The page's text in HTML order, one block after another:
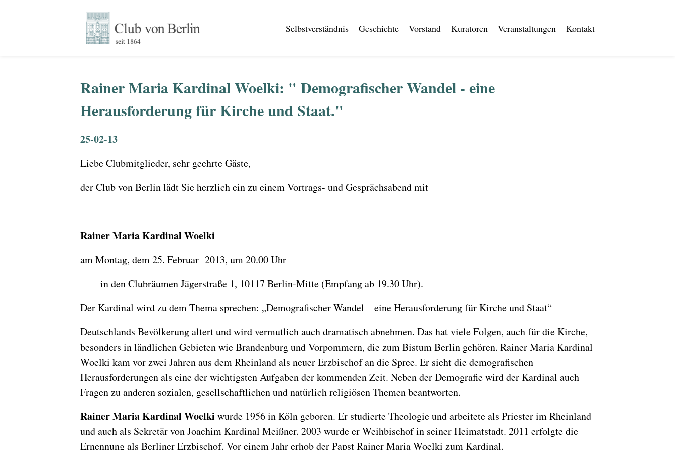
Selbstverständnis Geschichte Vorstand Kuratoren Veranstaltungen Kontakt
Rainer Maria Kardinal Woelki: " Demografischer Wandel - eine
Herausforderung für Kirche und Staat."
25-02-13
Liebe Clubmitglieder, sehr geehrte Gäste,
der Club von Berlin lädt Sie herzlich ein zu einem Vortrags- und Gesprächsabend mit
Rainer Maria Kardinal Woelki
am Montag, dem 25. Februar 2013, um 20.00 Uhr
in den Clubräumen Jägerstraße 1, 10117 Berlin-Mitte (Empfang ab 19.30 Uhr).
Der Kardinal wird zu dem Thema sprechen: „Demografischer Wandel – eine Herausforderung für Kirche und Staat“
Deutschlands Bevölkerung altert und wird vermutlich auch dramatisch abnehmen. Das hat viele Folgen, auch für die Kirche,
besonders in ländlichen Gebieten wie Brandenburg und Vorpommern, die zum Bistum Berlin gehören. Rainer Maria Kardinal
Woelki kam vor zwei Jahren aus dem Rheinland als neuer Erzbischof an die Spree. Er sieht die demografischen
Herausforderungen als eine der wichtigsten Aufgaben der kommenden Zeit. Neben der Demografie wird der Kardinal auch
Fragen zu anderen sozialen, gesellschaftlichen und natürlich religiösen Themen beantworten.
Rainer Maria Kardinal Woelki wurde 1956 in Köln geboren. Er studierte Theologie und arbeitete als Priester im Rheinland
und auch als Sekretär von Joachim Kardinal Meißner. 2003 wurde er Weihbischof in seiner Heimatstadt. 2011 erfolgte die
Ernennung als Berliner Erzbischof. Vor einem Jahr erhob der Papst Rainer Maria Woelki zum Kardinal.